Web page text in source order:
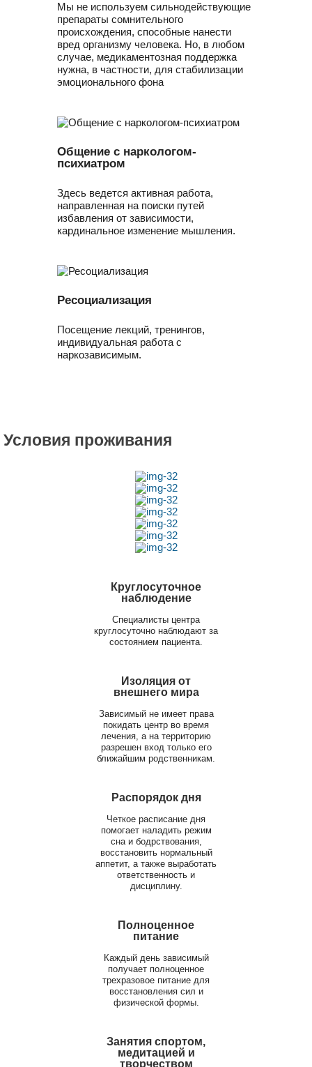
Мы не используем сильнодействующие
препараты сомнительного
происхождения, способные нанести
вред организму человека. Но, в любом
случае, медикаментозная поддержка
нужна, в частности, для стабилизации
эмоционального фона
Общение с наркологом-
психиатром
Здесь ведется активная работа,
направленная на поиски путей
избавления от зависимости,
кардинальное изменение мышления.
Ресоциализация
Посещение лекций, тренингов,
индивидуальная работа с
наркозависимым.
Условия проживания
Круглосуточное
наблюдение
Специалисты центра
круглосуточно наблюдают за
состоянием пациента.
Изоляция от
внешнего мира
Зависимый не имеет права
покидать центр во время
лечения, а на территорию
разрешен вход только его
ближайшим родственникам.
Распорядок дня
Четкое расписание дня
помогает наладить режим
сна и бодрствования,
восстановить нормальный
аппетит, а также выработать
ответственность и
дисциплину.
Полноценное
питание
Каждый день зависимый
получает полноценное
трехразовое питание для
восстановления сил и
физической формы.
Занятия спортом,
медитацией и
творчеством